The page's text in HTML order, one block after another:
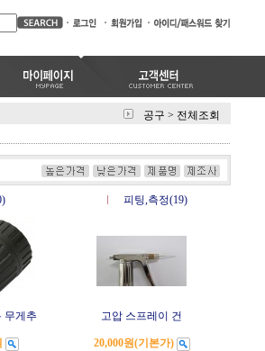
공구 > 전체조회
피팅,측정(19)
무게추 고압 스프레이 건
20,000원(기본가)